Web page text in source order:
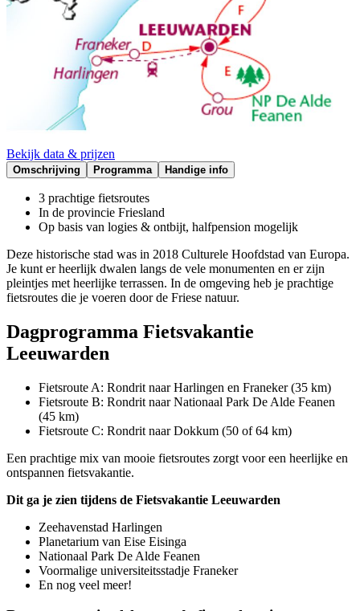
Bekijk data & prijzen
Omschrijving Programma Handige info
3 prachtige fietsroutes
In de provincie Friesland
Op basis van logies & ontbijt, halfpension mogelijk
Deze historische stad was in 2018 Culturele Hoofdstad van Europa.
Je kunt er heerlijk dwalen langs de vele monumenten en er zijn
pleintjes met heerlijke terrassen. In de omgeving heb je prachtige
fietsroutes die je voeren door de Friese natuur.
Dagprogramma Fietsvakantie
Leeuwarden
Fietsroute A: Rondrit naar Harlingen en Franeker (35 km)
Fietsroute B: Rondrit naar Nationaal Park De Alde Feanen
(45 km)
Fietsroute C: Rondrit naar Dokkum (50 of 64 km)
Een prachtige mix van mooie fietsroutes zorgt voor een heerlijke en
ontspannen fietsvakantie.
Dit ga je zien tijdens de Fietsvakantie Leeuwarden
Zeehavenstad Harlingen
Planetarium van Eise Eisinga
Nationaal Park De Alde Feanen
Voormalige universiteitsstadje Franeker
En nog veel meer!